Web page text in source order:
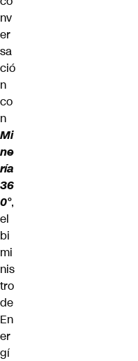
nv
er
sa
ció
n
co
n
Mi
ne
ría
36
0°,
el
bi
mi
nis
tro
de
En
er
gí